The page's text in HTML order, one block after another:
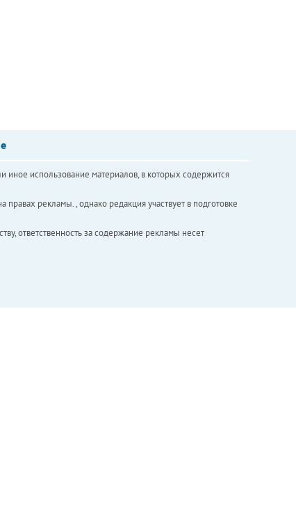
иное использование материалов, в которых содержится
рекламы. , однако редакция участвует в подготовке
ответственность за содержание рекламы несет